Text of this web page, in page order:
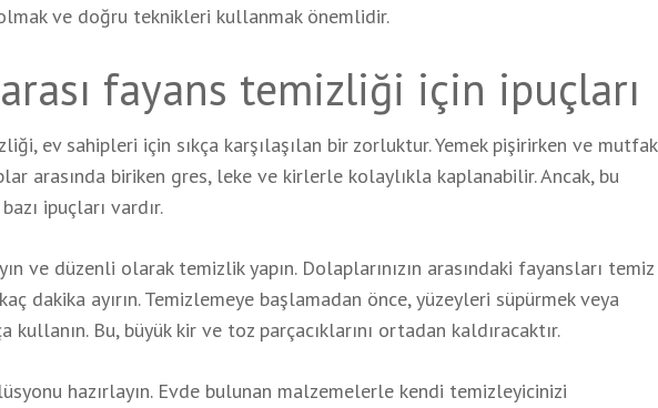
ve doğru teknikleri kullanmak önemlidir.
fayans temizliği için ipuçları
ev sahipleri için sıkça karşılaşılan bir zorluktur. Yemek pişirirken ve mutfak
arasında biriken gres, leke ve kirlerle kolaylıkla kaplanabilir. Ancak, bu
ipuçları vardır.
ve düzenli olarak temizlik yapın. Dolaplarınızın arasındaki fayansları temiz
dakika ayırın. Temizlemeye başlamadan önce, yüzeyleri süpürmek veya
kullanın. Bu, büyük kir ve toz parçacıklarını ortadan kaldıracaktır.
hazırlayın. Evde bulunan malzemelerle kendi temizleyicinizi